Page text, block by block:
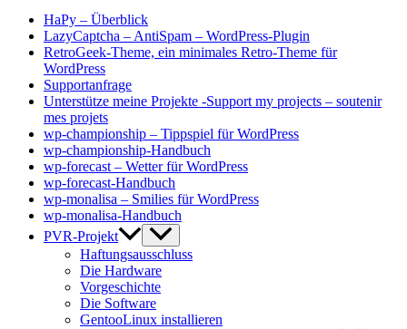
HaPy – Überblick
LazyCaptcha – AntiSpam – WordPress-Plugin
RetroGeek-Theme, ein minimales Retro-Theme für
WordPress
Supportanfrage
Unterstütze meine Projekte -Support my projects – soutenir
mes projets
wp-championship – Tippspiel für WordPress
wp-championship-Handbuch
wp-forecast – Wetter für WordPress
wp-forecast-Handbuch
wp-monalisa – Smilies für WordPress
wp-monalisa-Handbuch
PVR-Projekt
Haftungsausschluss
Die Hardware
Vorgeschichte
Die Software
GentooLinux installieren